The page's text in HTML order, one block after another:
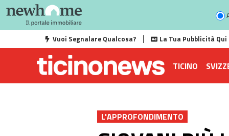
Vuoi Segnalare Qualcosa? La Tua Pubblicità Qui
TICINO
L'APPROFONDIMENTO